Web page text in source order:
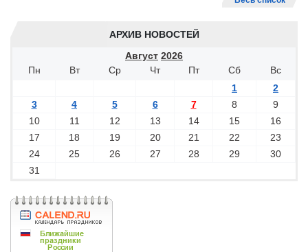
АРХИВ НОВОСТЕЙ
Август 2026
Пн
Вт Ср Чт Пт Сб
Вс
1
2
3
4 5 6 7 8
9
10
11 12 13 14 15
16
17
18 19 20 21 22
23
24
25 26 27 28 29
30
31